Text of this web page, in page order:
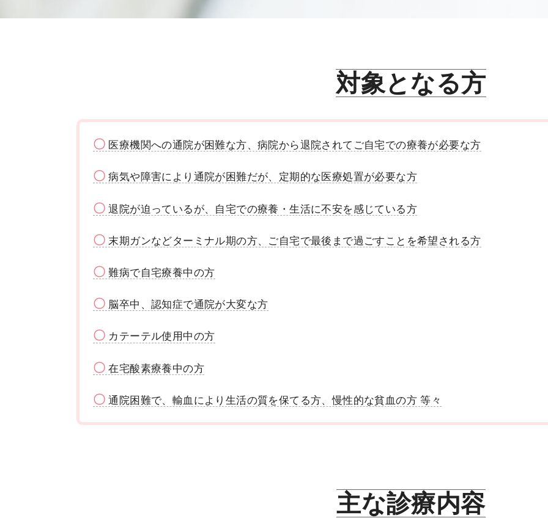
対象となる方
〇 医療機関への通院が困難な方、病院から退院されてご自宅での療養が必要な方
〇 病気や障害により通院が困難だが、定期的な医療処置が必要な方
〇 退院が迫っているが、自宅での療養・生活に不安を感じている方
〇 末期ガンなどターミナル期の方、ご自宅で最後まで過ごすことを希望される方
〇 難病で自宅療養中の方
〇 脳卒中、認知症で通院が大変な方
〇 カテーテル使用中の方
〇 在宅酸素療養中の方
〇 通院困難で、輸血により生活の質を保てる方、慢性的な貧血の方 等々
主な診療内容